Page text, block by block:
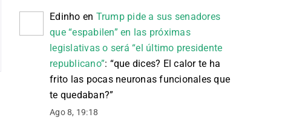
Edinho en Trump pide a sus senadores
que “espabilen” en las próximas
legislativas o será “el último presidente
republicano”: “que dices? El calor te ha
frito las pocas neuronas funcionales que
te quedaban?”
Ago 8, 19:18